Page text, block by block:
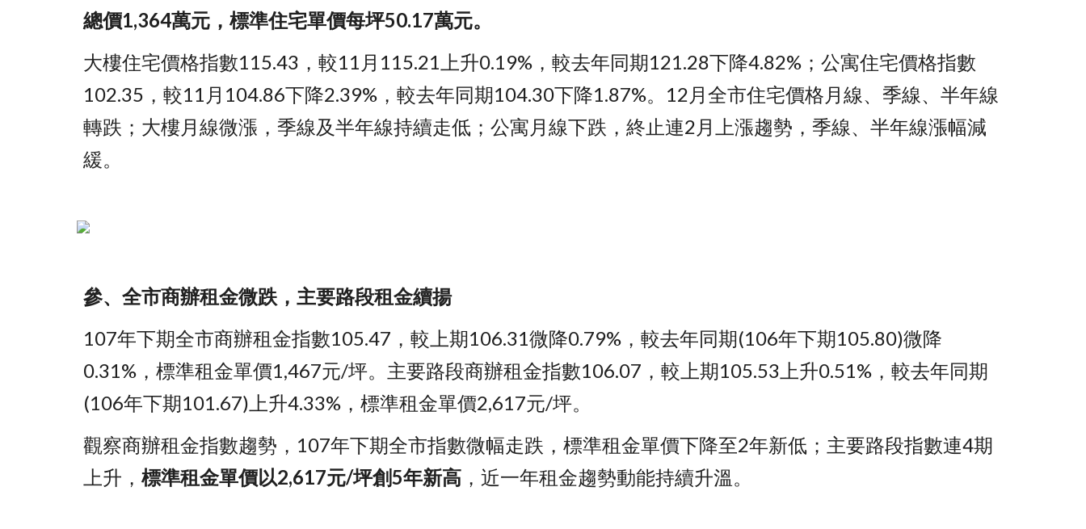
總價1,364萬元，標準住宅單價每坪50.17萬元。
大樓住宅價格指數115.43，較11月115.21上升0.19%，較去年同期121.28下降4.82%；公寓住宅價格指數
102.35，較11月104.86下降2.39%，較去年同期104.30下降1.87%。12月全市住宅價格月線、季線、半年線
轉跌；大樓月線微漲，季線及半年線持續走低；公寓月線下跌，終止連2月上漲趨勢，季線、半年線漲幅減
緩。
參、全市商辦租金微跌，主要路段租金續揚
107年下期全市商辦租金指數105.47，較上期106.31微降0.79%，較去年同期(106年下期105.80)微降
0.31%，標準租金單價1,467元/坪。主要路段商辦租金指數106.07，較上期105.53上升0.51%，較去年同期
(106年下期101.67)上升4.33%，標準租金單價2,617元/坪。
觀察商辦租金指數趨勢，107年下期全市指數微幅走跌，標準租金單價下降至2年新低；主要路段指數連4期
上升， 標準租金單價以2,617元/坪創5年新高，近一年租金趨勢動能持續升溫。